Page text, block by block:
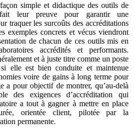
simple et didactique des outils de
leur preuve pour garantir une
traquer les surcoûts des accréditations
exemples concrets et vécus viendront
de chacun de ces outils mis en
accrédités et performants.
et à juste titre comme un poste
elle est bien conduite et maintenue
voire de gains à long terme pour
a pour objectif de montrer, qu’au-delà
des exigences d’accréditation qui
a tout à gagner à mettre en place
orientée client, pilotée par la
permanente.